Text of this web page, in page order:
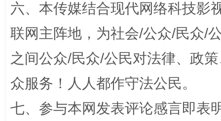
六、本传媒结合现代网络科技影
联网主阵地，为社会/公众/民众/
之间公众/民众/公民对法律、政
众服务！人人都作守法公民。
七、参与本网发表评论感言即表